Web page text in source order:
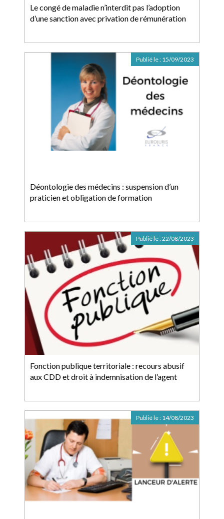
Le congé de maladie n’interdit pas l’adoption
d’une sanction avec privation de rémunération
Déontologie des médecins : suspension d’un
praticien et obligation de formation
Publié le : 15/09/2023
Fonction publique territoriale : recours abusif
aux CDD et droit à indemnisation de l’agent
Publié le :22/08/2023
Publié le : 14/08/2023